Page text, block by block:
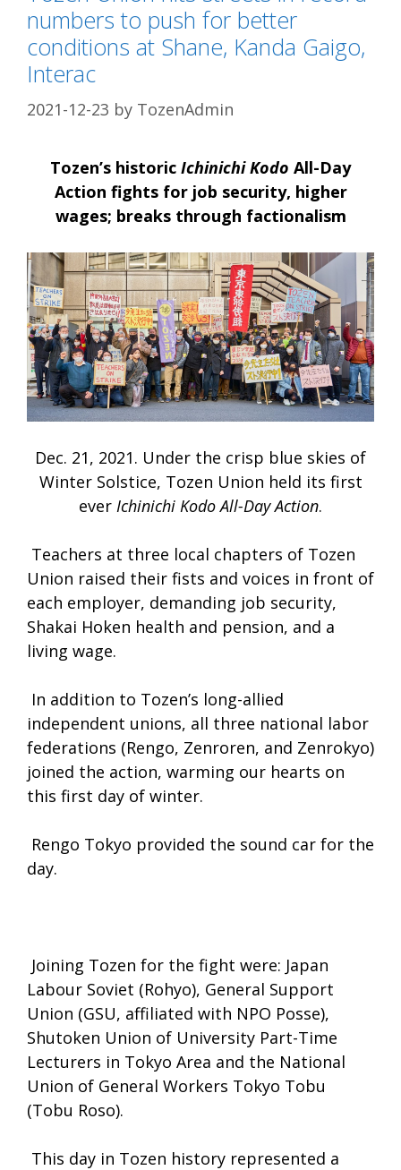
numbers to push for better
conditions at Shane, Kanda Gaigo,
Interac
2021-12-23 by TozenAdmin
Tozen’s historic Ichinichi Kodo All-Day
Action fights for job security, higher
wages; breaks through factionalism
Dec. 21, 2021. Under the crisp blue skies of
Winter Solstice, Tozen Union held its first
ever Ichinichi Kodo All-Day Action.
Teachers at three local chapters of Tozen
Union raised their fists and voices in front of
each employer, demanding job security,
Shakai Hoken health and pension, and a
living wage.
In addition to Tozen’s long-allied
independent unions, all three national labor
federations (Rengo, Zenroren, and Zenrokyo)
joined the action, warming our hearts on
this first day of winter.
Rengo Tokyo provided the sound car for the
day.
Joining Tozen for the fight were: Japan
Labour Soviet (Rohyo), General Support
Union (GSU, affiliated with NPO Posse),
Shutoken Union of University Part-Time
Lecturers in Tokyo Area and the National
Union of General Workers Tokyo Tobu
(Tobu Roso).
This day in Tozen history represented a